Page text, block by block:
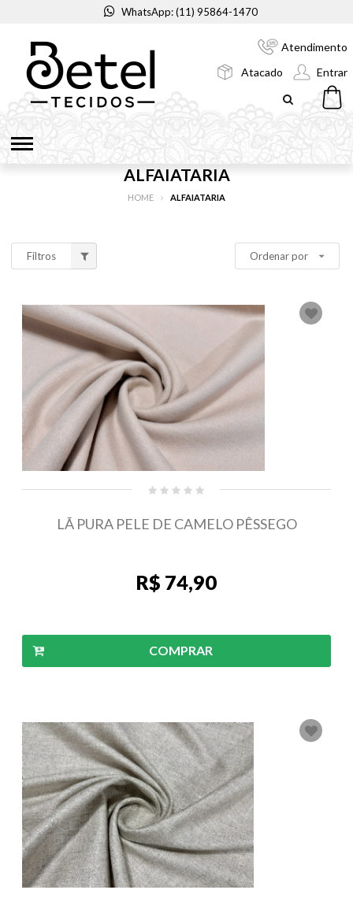
WhatsApp: (11) 95864-1470
Atendimento
Atacado
Entrar
ALFAIATARIA
HOME ALFAIATARIA
Filtros Ordenar por
LÃ PURA PELE DE CAMELO PÊSSEGO
R$ 74,90
COMPRAR